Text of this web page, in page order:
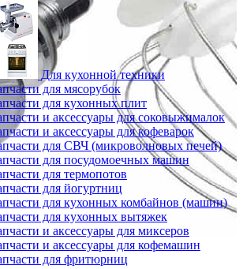
Для кухонной техники
для мясорубок
для кухонных плит
и аксессуары для соковыжималок
и аксессуары для кофеварок
для СВЧ (микроволновых печей)
для посудомоечных машин
для термопотов
для йогуртниц
для кухонных комбайнов (машин)
для кухонных вытяжек
и аксессуары для миксеров
и аксессуары для кофемашин
для фритюрниц